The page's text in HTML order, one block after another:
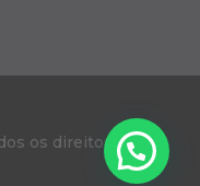
os direitos